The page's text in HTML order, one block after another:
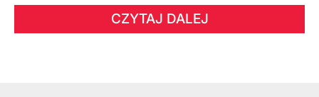
CZYTAJ DALEJ